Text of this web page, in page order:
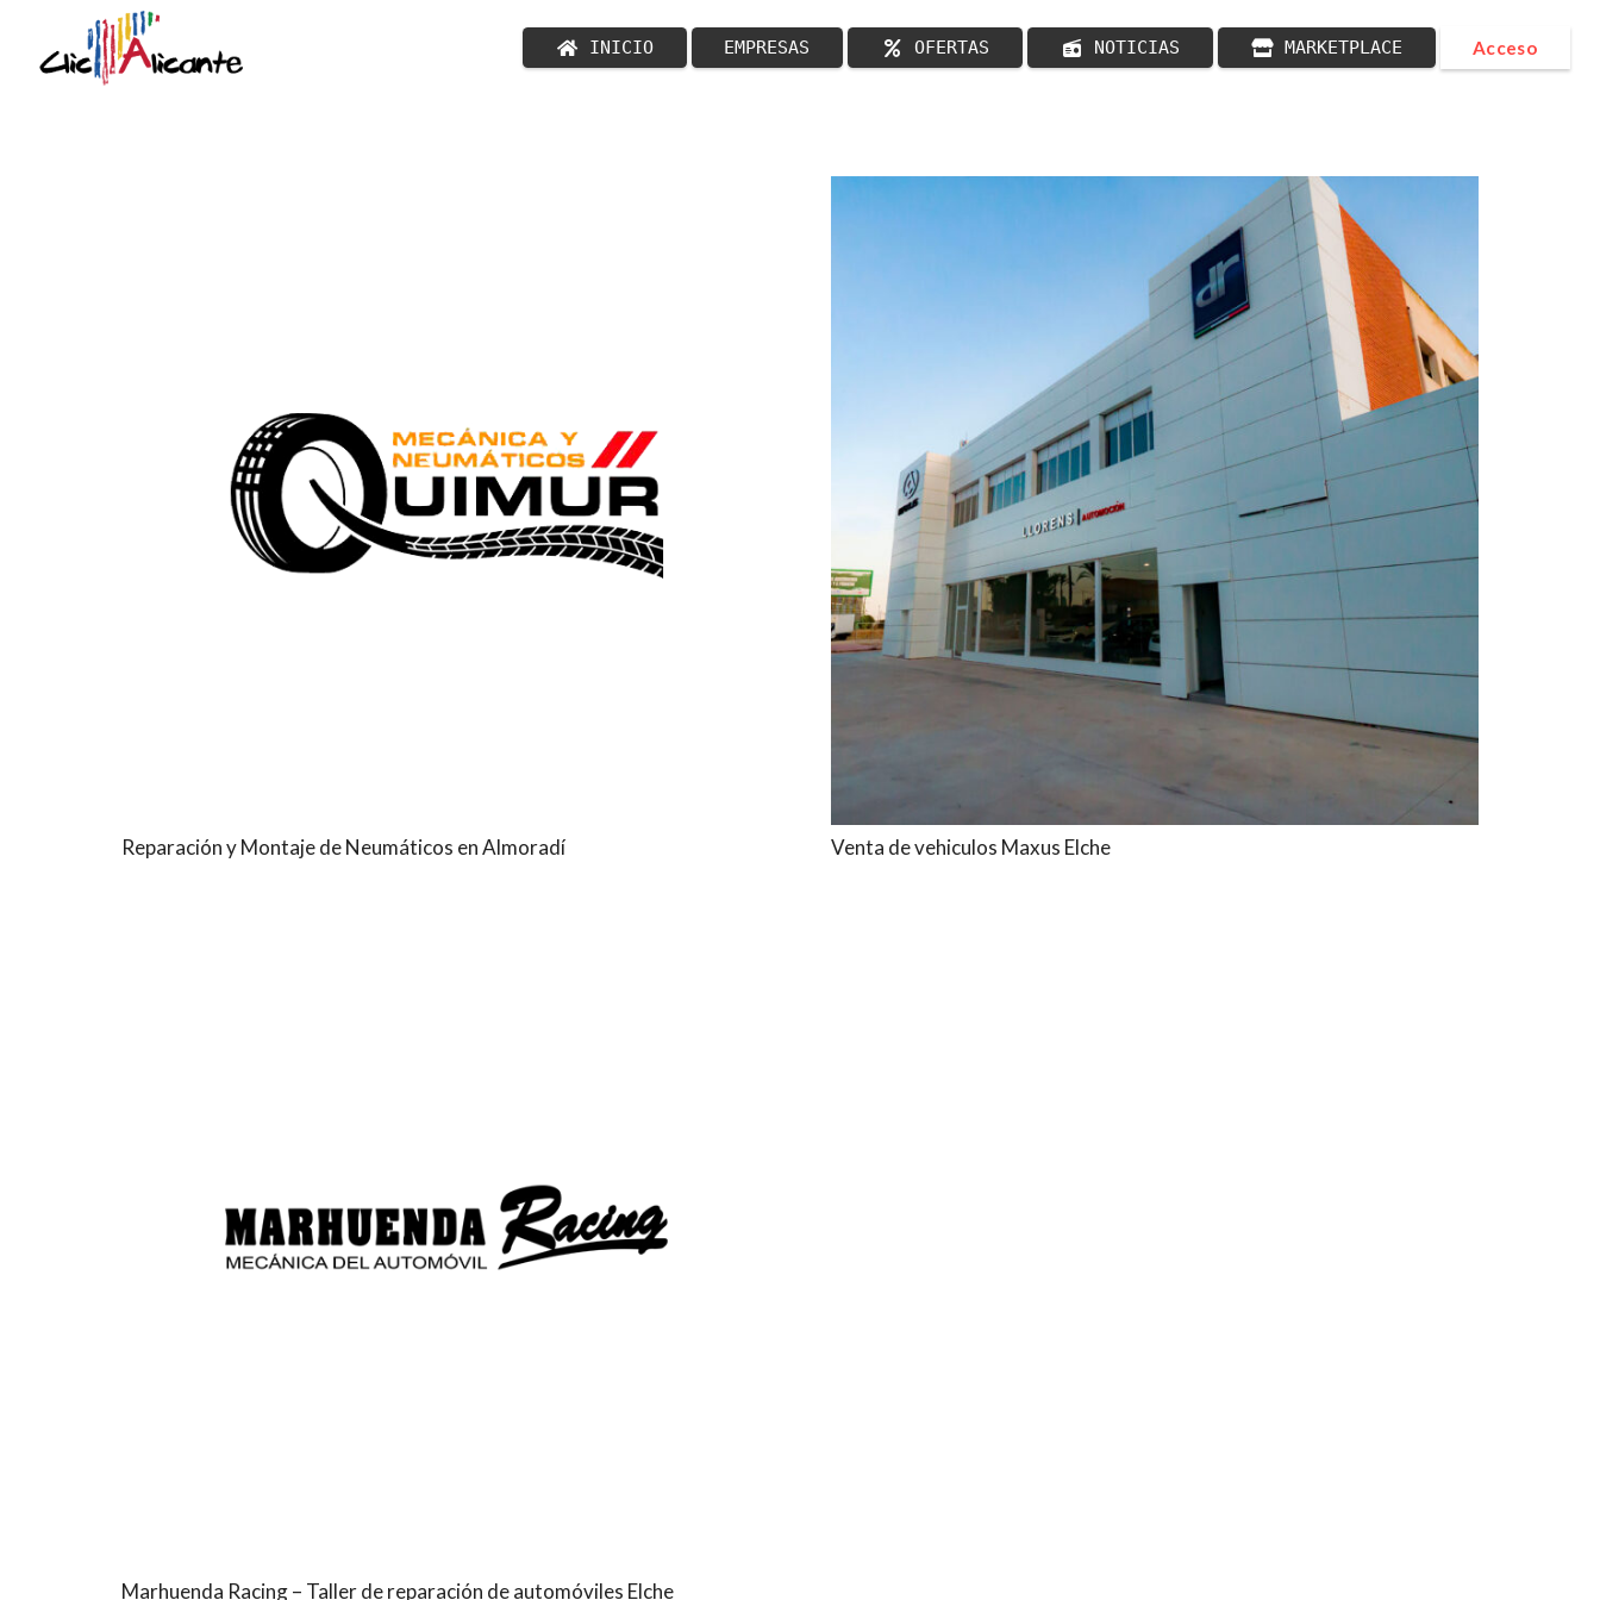
INICIO EMPRESAS OFERTAS NOTICIAS MARKETPLACE Acceso
Reparación y Montaje de Neumáticos en Almoradí Venta de vehiculos Maxus Elche
Marhuenda Racing – Taller de reparación de automóviles Elche